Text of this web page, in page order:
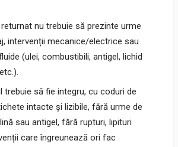
nu trebuie să prezinte urme
intervenții mecanice/electrice sau
(ulei, combustibili, antigel, lichid
trebuie să fie integru, cu coduri de
intacte și lizibile, fără urme de
sau antigel, fără rupturi, lipituri
care îngreunează ori fac